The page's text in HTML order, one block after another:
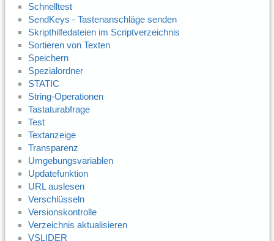
Schnelltest
SendKeys - Tastenanschläge senden
Skripthilfedateien im Scriptverzeichnis
Sortieren von Texten
Speichern
Spezialordner
STATIC
String-Operationen
Tastaturabfrage
Test
Textanzeige
Transparenz
Umgebungsvariablen
Updatefunktion
URL auslesen
Verschlüsseln
Versionskontrolle
Verzeichnis aktualisieren
VSLIDER